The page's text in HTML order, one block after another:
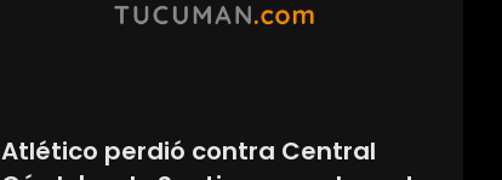
Atlético perdió contra Central